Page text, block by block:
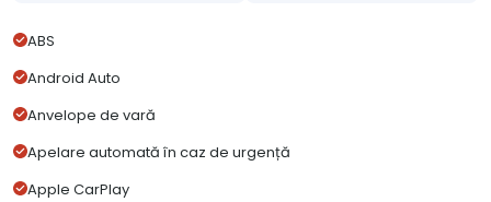
ABS
Android Auto
Anvelope de vară
Apelare automată în caz de urgență
Apple CarPlay